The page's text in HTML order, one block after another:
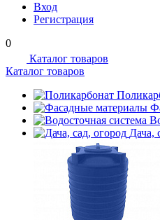
Вход
Регистрация
0
Каталог товаров
Каталог товаров
Дача,